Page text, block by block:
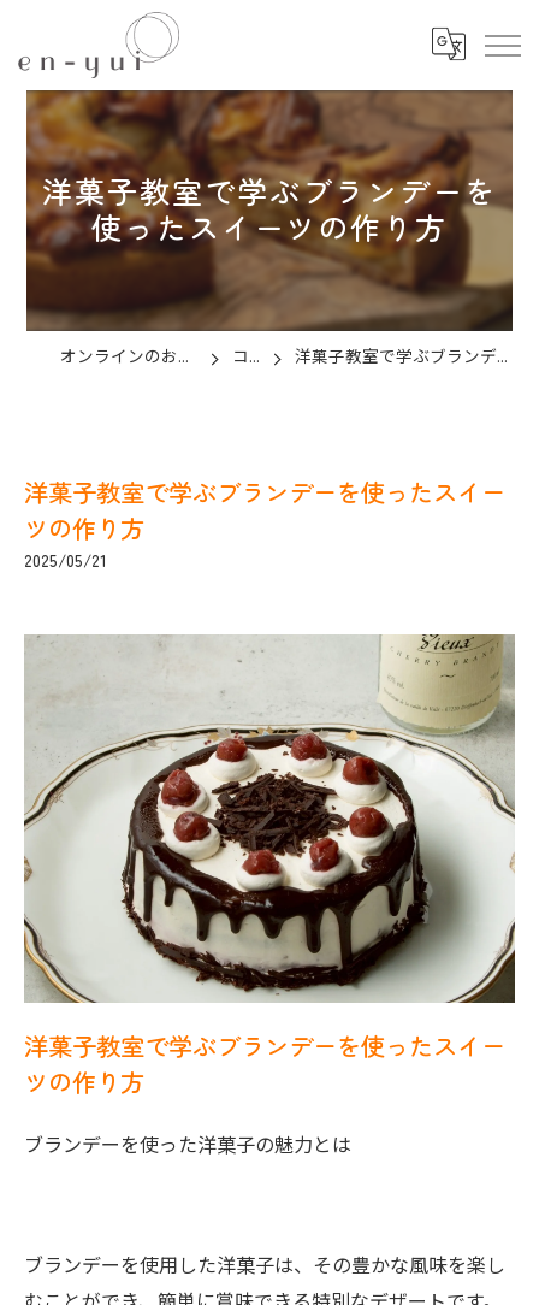
洋菓子教室で学ぶブランデーを
使ったスイーツの作り方
オンラインのお菓子教室ならen-yui コラム 洋菓子教室で学ぶブランデーを使ったスイーツの作り方
洋菓子教室で学ぶブランデーを使ったスイー
ツの作り方
2025/05/21
洋菓子教室で学ぶブランデーを使ったスイー
ツの作り方
ブランデーを使った洋菓子の魅力とは
ブランデーを使用した洋菓子は、その豊かな風味を楽し